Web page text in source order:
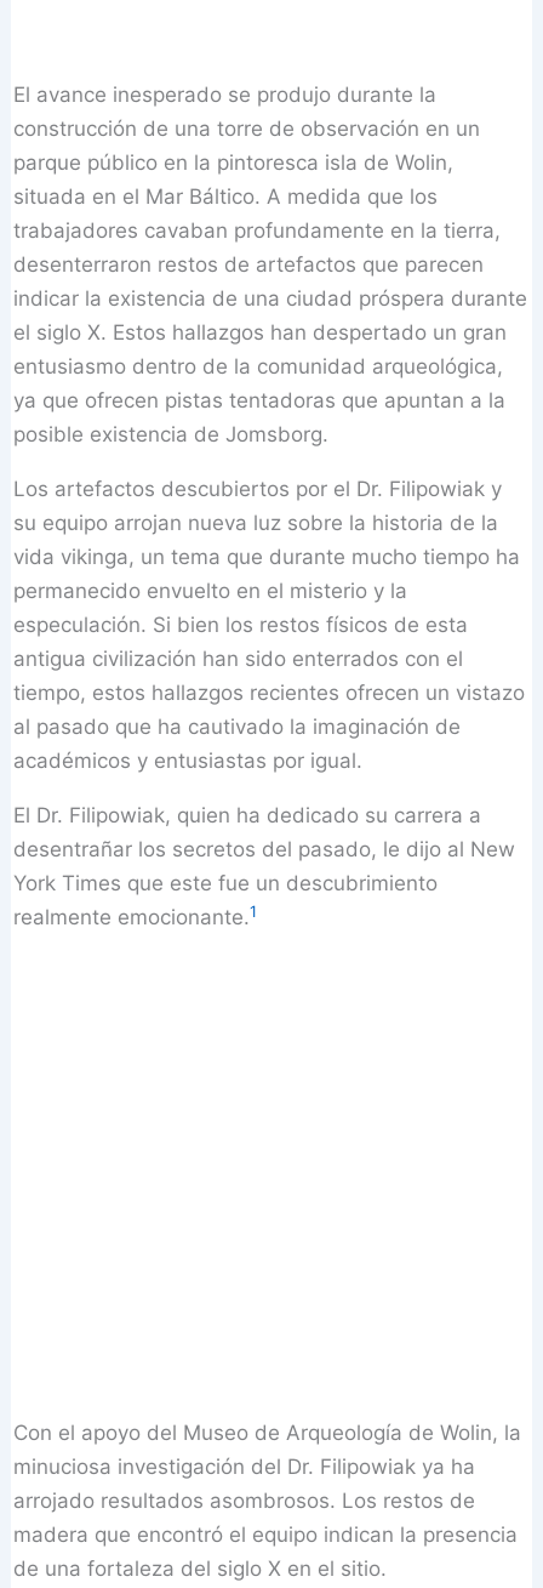
El avance inesperado se produjo durante la
construcción de una torre de observación en un
parque público en la pintoresca isla de Wolin,
situada en el Mar Báltico. A medida que los
trabajadores cavaban profundamente en la tierra,
desenterraron restos de artefactos que parecen
indicar la existencia de una ciudad próspera durante
el siglo X. Estos hallazgos han despertado un gran
entusiasmo dentro de la comunidad arqueológica,
ya que ofrecen pistas tentadoras que apuntan a la
posible existencia de Jomsborg.
Los artefactos descubiertos por el Dr. Filipowiak y
su equipo arrojan nueva luz sobre la historia de la
vida vikinga, un tema que durante mucho tiempo ha
permanecido envuelto en el misterio y la
especulación. Si bien los restos físicos de esta
antigua civilización han sido enterrados con el
tiempo, estos hallazgos recientes ofrecen un vistazo
al pasado que ha cautivado la imaginación de
académicos y entusiastas por igual.
El Dr. Filipowiak, quien ha dedicado su carrera a
desentrañar los secretos del pasado, le dijo al New
York Times que este fue un descubrimiento
realmente emocionante.1
Con el apoyo del Museo de Arqueología de Wolin, la
minuciosa investigación del Dr. Filipowiak ya ha
arrojado resultados asombrosos. Los restos de
madera que encontró el equipo indican la presencia
de una fortaleza del siglo X en el sitio.